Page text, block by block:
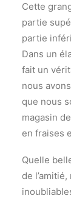
Cette
partie
partie
Dans un
fait un
nous
que nous
magasin
en fraises
Quelle
de